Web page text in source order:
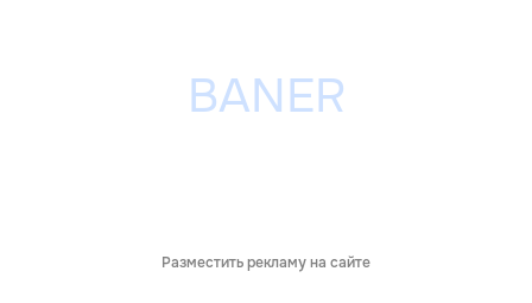
Разместить рекламу на сайте